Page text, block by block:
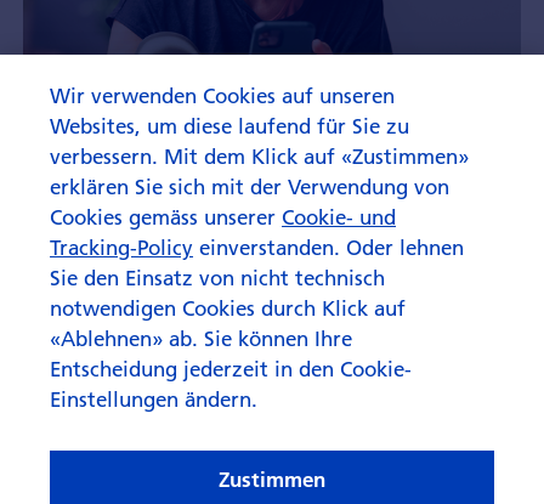
Was reimt sich auf KI beim
Wir verwenden Cookies auf unseren
Websites, um diese laufend für Sie zu
verbessern. Mit dem Klick auf «Zustimmen»
erklären Sie sich mit der Verwendung von
Cookies gemäss unserer Cookie- und
Tracking-Policy einverstanden. Oder lehnen
Sie den Einsatz von nicht technisch
notwendigen Cookies durch Klick auf
«Ablehnen» ab. Sie können Ihre
Entscheidung jederzeit in den Cookie-
Einstellungen ändern.
Zustimmen